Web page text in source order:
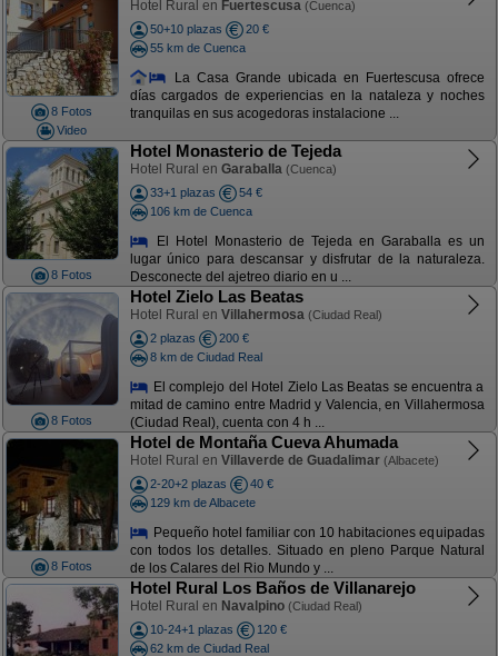
8 Fotos
Video
Hotel Rural en Fuertescusa (Cuenca)
50+10 plazas
20 €
55 km de Cuenca
La Casa Grande ubicada en Fuertescusa ofrece
días cargados de experiencias en la nataleza y noches
tranquilas en sus acogedoras instalacione ...
8 Fotos
Hotel Monasterio de Tejeda
Hotel Rural en Garaballa (Cuenca)
33+1 plazas
54 €
106 km de Cuenca
El Hotel Monasterio de Tejeda en Garaballa es un
lugar único para descansar y disfrutar de la naturaleza.
Desconecte del ajetreo diario en u ...
8 Fotos
Hotel Zielo Las Beatas
Hotel Rural en Villahermosa (Ciudad Real)
2 plazas
200 €
8 km de Ciudad Real
El complejo del Hotel Zielo Las Beatas se encuentra a
mitad de camino entre Madrid y Valencia, en Villahermosa
(Ciudad Real), cuenta con 4 h ...
8 Fotos
Hotel de Montaña Cueva Ahumada
Hotel Rural en Villaverde de Guadalimar (Albacete)
2-20+2 plazas
40 €
129 km de Albacete
Pequeño hotel familiar con 10 habitaciones equipadas
con todos los detalles. Situado en pleno Parque Natural
de los Calares del Rio Mundo y ...
Hotel Rural Los Baños de Villanarejo
Hotel Rural en Navalpino (Ciudad Real)
10-24+1 plazas
120 €
62 km de Ciudad Real